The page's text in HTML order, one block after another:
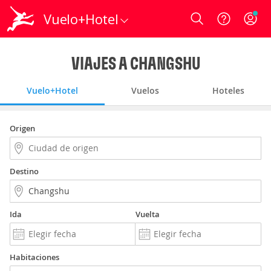
Vuelo+Hotel Login
VIAJES A CHANGSHU
Vuelo+Hotel Vuelos Hoteles
Origen
Destino
Ida Vuelta
Habitaciones